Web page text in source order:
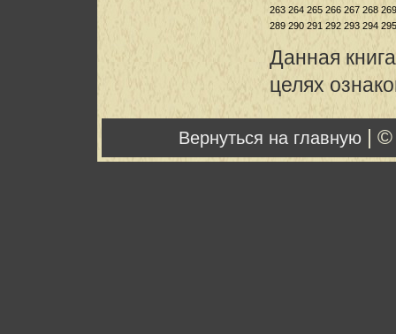
263 264 265 266 267 268 269
289 290 291 292 293 294 295
Данная
целях
Вернуться на главную |